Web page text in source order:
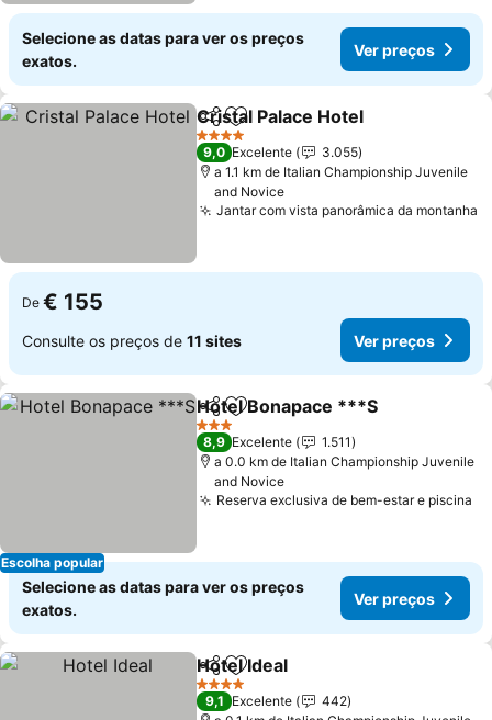
Selecione as datas para ver os preços
exatos.
Ver preços
PartilharAdicionar aos favoritos
Cristal Palace Hotel
4 Estrelas
9,0 Excelente
3.055
a 1.1 km de Italian Championship Juvenile
and Novice
Jantar com vista panorâmica da montanha
De € 155
Consulte os preços de 11 sites Ver preços
Escolha popular
PartilharAdicionar aos favoritos
Hotel Bonapace ***S
3 Estrelas
8,9 Excelente
1.511
a 0.0 km de Italian Championship Juvenile
and Novice
Reserva exclusiva de bem-estar e piscina
Selecione as datas para ver os preços
exatos.
Ver preços
PartilharAdicionar aos favoritos
Hotel Ideal
4 Estrelas
9,1 Excelente
442